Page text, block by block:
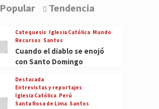
Popular Tendencia
Catequesis Iglesia Católica Mundo
Recursos Santos
Cuando el diablo se enojó
con Santo Domingo
Destacada
Entrevistas y reportajes
Iglesia Católica Perú
Santa Rosa de Lima Santos